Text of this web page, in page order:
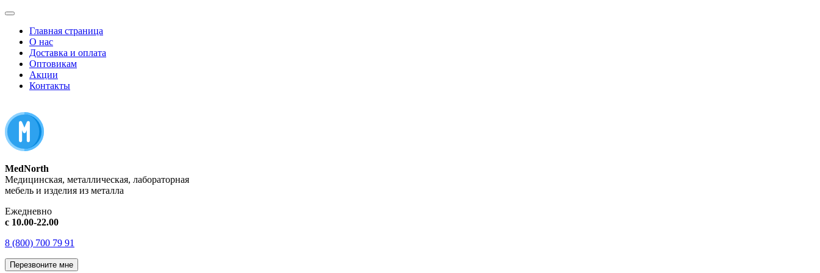
Главная страница
О нас
Доставка и оплата
Оптовикам
Акции
Контакты
MedNorth
Медицинская, металлическая, лабораторная
мебель и изделия из металла
Ежедневно
с 10.00-22.00
8 (800) 700 79 91
Перезвоните мне